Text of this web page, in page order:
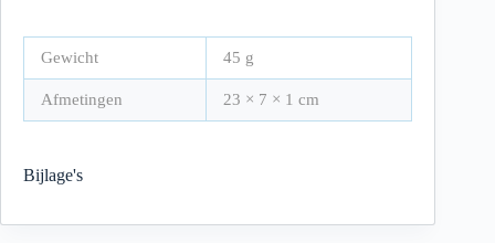
Gewicht 45 g
Afmetingen 23 × 7 × 1 cm
Bijlage's